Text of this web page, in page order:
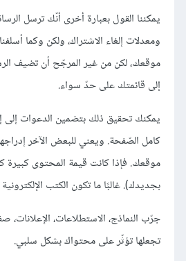
يمكننا القول بعبارة أخرى أنّك ترسل
ومعدلات إلغاء الاشتراك، ولكن وكما
موقعك، لكن من غير المرجّح أن تضيف
إلى قائمتك على حدّ سواء.
يمكنك تحقيق ذلك بتضمين الدعوات إلى
كامل الصّفحة. ويعني للبعض الآخر
موقعك. فإذا كانت قيمة المحتوى كبيرة
بجديدك). غالبًا ما تكون الكتب
جرّب النماذج، الاستطلاعات،
تجعلها تؤثّر على محتواك بشكل سلبي.